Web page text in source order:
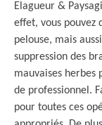
Elagueur &
effet, vous
pelouse, mais
suppression des
mauvaises herbes
de professionnel.
pour toutes ces